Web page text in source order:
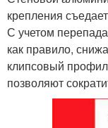
крепления
С учетом
как правило,
клипсовый
позволяют